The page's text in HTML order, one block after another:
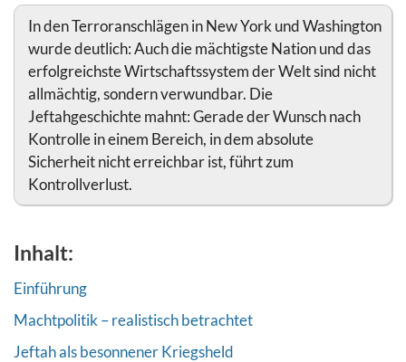
In den Terroranschlägen in New York und Washington
wurde deutlich: Auch die mächtigste Nation und das
erfolgreichste Wirtschaftssystem der Welt sind nicht
allmächtig, sondern verwundbar. Die
Jeftahgeschichte mahnt: Gerade der Wunsch nach
Kontrolle in einem Bereich, in dem absolute
Sicherheit nicht erreichbar ist, führt zum
Kontrollverlust.
Inhalt:
Einführung
Machtpolitik – realistisch betrachtet
Jeftah als besonnener Kriegsheld